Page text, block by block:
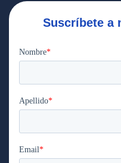
Suscríbete a